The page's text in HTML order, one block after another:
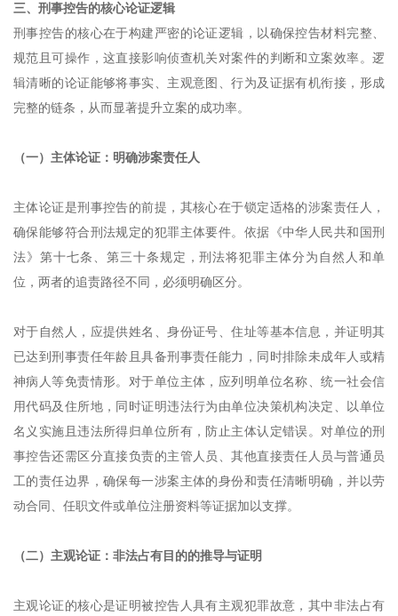
三、刑事控告的核心论证逻辑
刑事控告的核心在于构建严密的论证逻辑，以确保控告材料完整、
规范且可操作，这直接影响侦查机关对案件的判断和立案效率。逻
辑清晰的论证能够将事实、主观意图、行为及证据有机衔接，形成
完整的链条，从而显著提升立案的成功率。
（一）主体论证：明确涉案责任人
主体论证是刑事控告的前提，其核心在于锁定适格的涉案责任人，
确保能够符合刑法规定的犯罪主体要件。依据《中华人民共和国刑
法》第十七条、第三十条规定，刑法将犯罪主体分为自然人和单
位，两者的追责路径不同，必须明确区分。
对于自然人，应提供姓名、身份证号、住址等基本信息，并证明其
已达到刑事责任年龄且具备刑事责任能力，同时排除未成年人或精
神病人等免责情形。对于单位主体，应列明单位名称、统一社会信
用代码及住所地，同时证明违法行为由单位决策机构决定、以单位
名义实施且违法所得归单位所有，防止主体认定错误。对单位的刑
事控告还需区分直接负责的主管人员、其他直接责任人员与普通员
工的责任边界，确保每一涉案主体的身份和责任清晰明确，并以劳
动合同、任职文件或单位注册资料等证据加以支撑。
（二）主观论证：非法占有目的的推导与证明
主观论证的核心是证明被控告人具有主观犯罪故意，其中非法占有